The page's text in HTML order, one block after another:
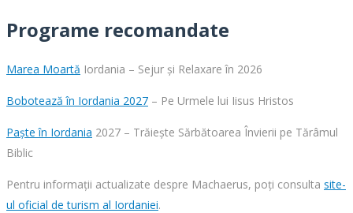
Programe recomandate
Marea Moartă Iordania – Sejur și Relaxare în 2026
Bobotează în Iordania 2027 – Pe Urmele lui Iisus Hristos
Paște în Iordania 2027 – Trăiește Sărbătoarea Învierii pe Tărâmul
Biblic
Pentru informații actualizate despre Machaerus, poți consulta site-
ul oficial de turism al Iordaniei.